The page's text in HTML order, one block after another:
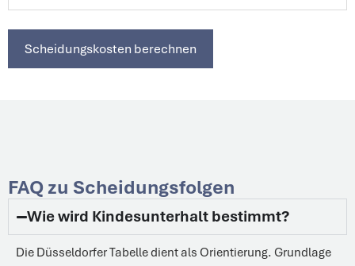
Scheidungskosten berechnen
FAQ zu Scheidungsfolgen
Wie wird Kindesunterhalt bestimmt?
Die Düsseldorfer Tabelle dient als Orientierung. Grundlage